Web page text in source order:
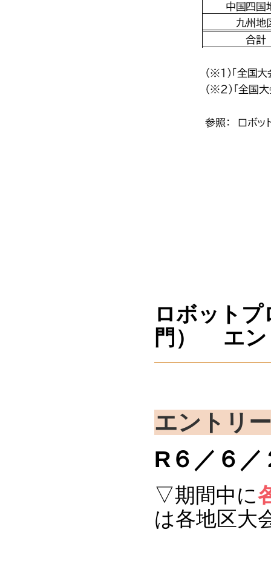
ロボットプ
門） エン
エントリ
R６／６／
▽期間中に
は各地区大